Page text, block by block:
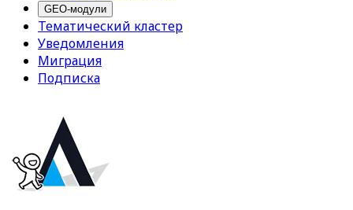
GEO-модули
Тематический кластер
Уведомления
Миграция
Подписка